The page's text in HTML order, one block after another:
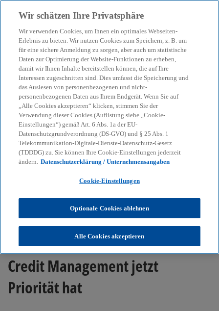
menu search
KPMG Corporate Treasury News
Automatisierungsansätze
im Credit Management
– von regelbasierter Limitvergabe bis Agentic AI
27-11-2025
Automatisierungsansätze im Credit Management
Warum Automatisierung im
Credit Management jetzt
Priorität hat
Wir schätzen Ihre Privatsphäre
Wir verwenden Cookies, um Ihnen ein optimales Webseiten-
Erlebnis zu bieten. Wir nutzen Cookies zum Speichern, z. B. um
für eine sichere Anmeldung zu sorgen, aber auch um statistische
Daten zur Optimierung der Website-Funktionen zu erheben,
damit wir Ihnen Inhalte bereitstellen können, die auf Ihre
Interessen zugeschnitten sind. Dies umfasst die Speicherung und
das Auslesen von personenbezogenen und nicht-
personenbezogenen Daten aus Ihrem Endgerät. Wenn Sie auf
„Alle Cookies akzeptieren“ klicken, stimmen Sie der
Verwendung dieser Cookies (Auflistung siehe „Cookie-
Einstellungen“) gemäß Art. 6 Abs. 1a der EU-
Datenschutzgrundverordnung (DS-GVO) und § 25 Abs. 1
Telekommunikation-Digitale-Dienste-Datenschutz-Gesetz
(TDDDG) zu. Sie können Ihre Cookie-Einstellungen jederzeit
ändern. Datenschutzerklärung / Unternehmensangaben
Cookie-Einstellungen
Optionale Cookies ablehnen
Alle Cookies akzeptieren